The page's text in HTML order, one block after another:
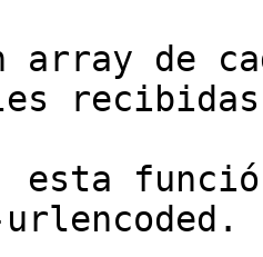
array de
esta
urlencoded.